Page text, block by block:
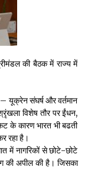
की बैठक में राज्य में
यूक्रेन संघर्ष और वर्तमान
विशेष तौर पर ईंधन,
के कारण भारत भी बढती
रहा है।
में नागरिकों से छोटे-छोटे
की अपील की है। जिसका